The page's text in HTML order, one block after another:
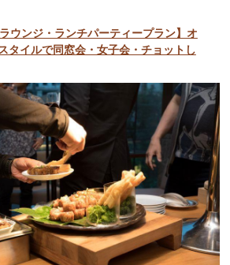
ウンジ・ランチパーティープラン】オ
タイルで同窓会・女子会・チョットし